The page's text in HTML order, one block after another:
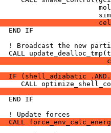
END IF
! Broadcast the new
CALL
IF (shell_adiabatic
CALL
END IF
! Update forces
CALL